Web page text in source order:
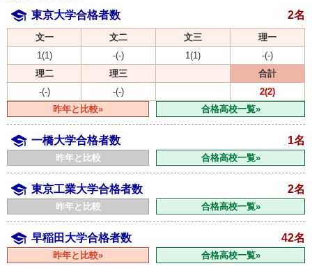
東京大学合格者数 2名
文一 文二 文三
理一
1(1)
-(-) 1(1)
-(-)
理二
理三
合計
-(-)
-(-)
2(2)
昨年と比較»
合格高校一覧»
一橋大学合格者数 1名
昨年と比較 合格高校一覧»
東京工業大学合格者数 2名
昨年と比較 合格高校一覧»
早稲田大学合格者数 42名
昨年と比較» 合格高校一覧»